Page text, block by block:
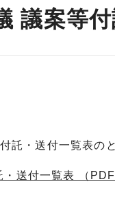
議案等
託・送付一覧表の
送付一覧表 （